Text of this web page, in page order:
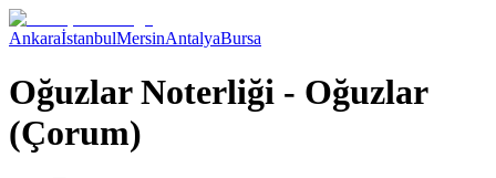
AnkaraİstanbulMersinAntalyaBursa
Oğuzlar Noterliği - Oğuzlar
(Çorum)